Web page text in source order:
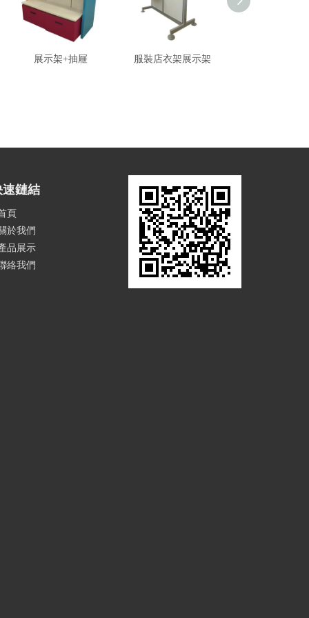
展示架+抽屜 服裝店衣架展示架
速鏈結
頁
於我們
品展示
絡我們